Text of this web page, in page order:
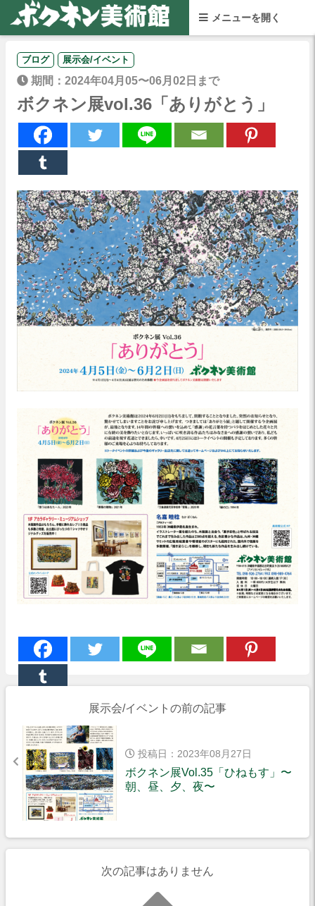
ブログ 展示会/イベント
期間：2024年04月05〜06月02日まで
ボクネン展vol.36「ありがとう」
展示会/イベントの前の記事
投稿日：2023年08月27日
ボクネン展Vol.35「ひねもす」〜
朝、昼、夕、夜〜
次の記事はありません